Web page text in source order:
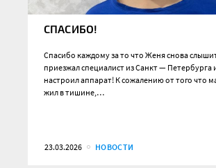
СПАСИБО!
Спасибо каждому за то что Женя снова
приезжал специалист из Санкт — Петербурга
настроил аппарат! К сожалению от того что
жил в тишине,…
23.03.2026 НОВОСТИ